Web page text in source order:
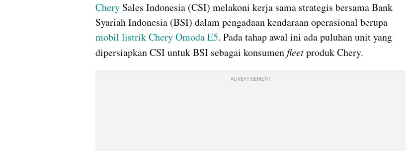
Chery Sales Indonesia (CSI) melakoni kerja sama strategis bersama Bank
mobil listrikChery Omoda E5. Pada tahap awal ini ada puluhan unit yang
dipersiapkan CSI untuk BSI sebagai konsumen fleet produk Chery.
ADVERTISEMENT